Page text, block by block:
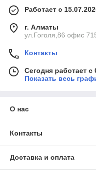
Работает с
г. Алматы
ул.Гоголя,86 офис
Контакты
Сегодня работает с
Показать весь
О нас
Контакты
Доставка и оплата